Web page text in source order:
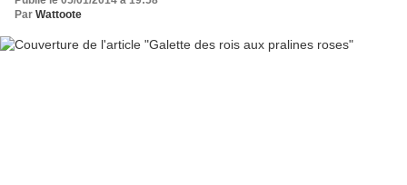
Par Wattoote